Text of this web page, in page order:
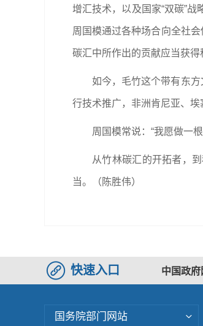
增汇技术，以及国家“双碳”
周国模通过各种场合向全社
碳汇中所作出的贡献应当获得
如今，毛竹这个带有东
行技术推广，非洲肯尼亚、埃
周国模常说：“我愿做一
从竹林碳汇的开拓者，
当。（ 陈胜伟）
快速入口 中国政府
国务院部门网站